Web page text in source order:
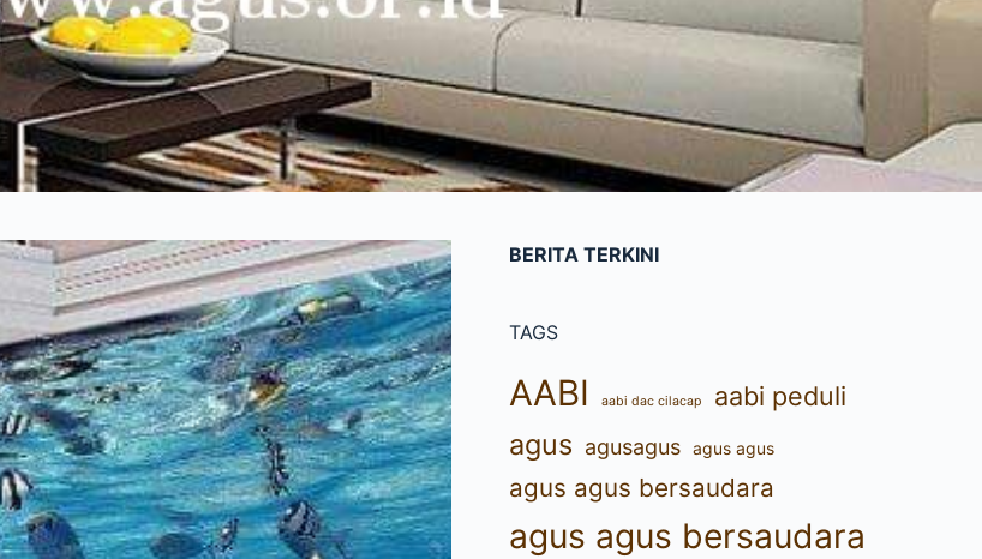
BERITA TERKINI
TAGS
AABI aabi dac cilacap aabi peduli
agus agusagus agus agus
agus agus bersaudara
agus agus bersaudara